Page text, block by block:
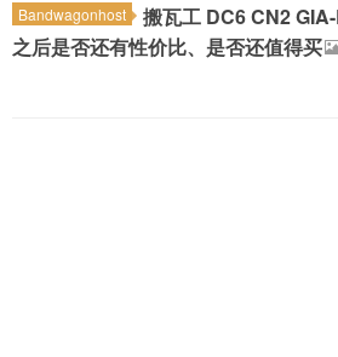
Bandwagonhost
搬瓦工 DC6 CN2
之后是否还有性价比、是否还值得买